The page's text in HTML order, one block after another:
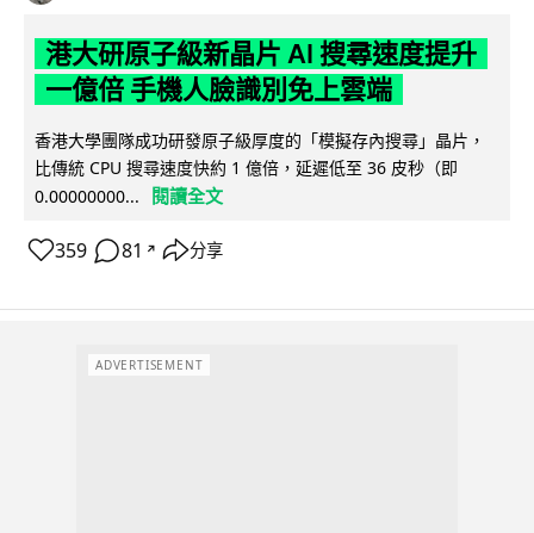
港大研原子級新晶片 AI 搜尋速度提升
一億倍 手機人臉識別免上雲端
香港大學團隊成功研發原子級厚度的「模擬存內搜尋」晶片，
比傳統 CPU 搜尋速度快約 1 億倍，延遲低至 36 皮秒（即
0.00000000...
閱讀全文
359 81 ↗ 分享
ADVERTISEMENT